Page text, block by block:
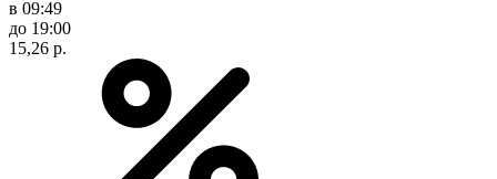
в 09:49
до 19:00
15,26 р.